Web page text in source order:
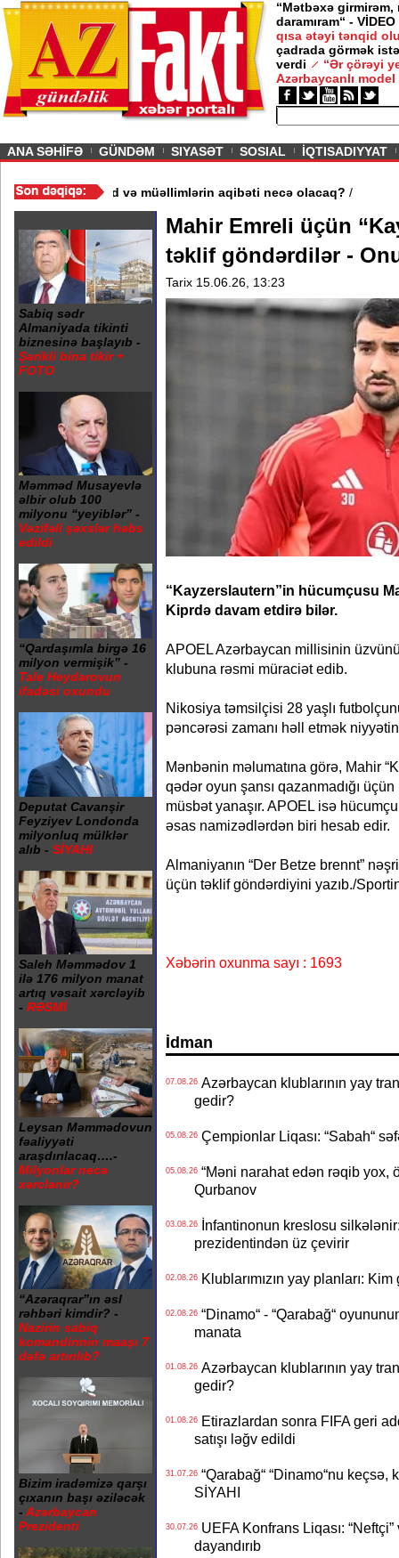
“Mətbəxə girmirəm,
daramıram“ - VİDEO
qısa ətəyi tənqid
çadrada görmək
verdi
“Ər çörəyi
Azərbaycanlı model
ANA SƏHİFƏ GÜNDƏM SIYASƏT SOSIAL İQTISADIYYAT
məktəb bağlandı - Şagird və müəllimlərin aqibəti necə olacaq?
Sabiq sədr
Almaniyada tikinti
biznesinə başlayıb -
Şərikli bina tikir +
FOTO
Məmməd Musayevlə
əlbir olub 100
milyonu “yeyiblər” -
Vəzifəli şəxslər həbs
edildi
“Qardaşımla birgə 16
milyon vermişik” -
Tale Heydərovun
ifadəsi oxundu
Deputat Cavanşir
Feyziyev Londonda
milyonluq mülklər
alıb - SİYAHI
Saleh Məmmədov 1
ilə 176 milyon manat
artıq vəsait xərcləyib
- RƏSMİ
Leysan Məmmədovun
fəaliyyəti
araşdırılacaq….-
Milyonlar necə
xərclənir?
“Azəraqrar”ın əsl
rəhbəri kimdir? -
Nazirin sabiq
komandirinin maaşı 7
dəfə artırılıb?
Bizim iradəmizə qarşı
çıxanın başı əziləcək
- Azərbaycan
Prezidenti
Mahir Emreli üçün
təklif göndərdilər -
Tarix 15.06.26, 13:23
“Kayzerslautern”in hücumçusu
Kiprdə davam etdirə bilər.
APOEL Azərbaycan millisinin
klubuna rəsmi müraciət edib.
Nikosiya təmsilçisi 28 yaşlı
pəncərəsi zamanı həll etmək
Mənbənin məlumatına görə, Mahir
qədər oyun şansı qazanmadığı
müsbət yanaşır. APOEL isə
əsas namizədlərdən biri hesab edir.
Almaniyanın “Der Betze brennt”
üçün təklif göndərdiyini yazıb./
Xəbərin oxunma sayı : 1693
İdman
07.08.26Azərbaycan klublarının yay
gedir?
05.08.26Çempionlar Liqası: “Sabah“
05.08.26“Məni narahat edən rəqib yox,
Qurbanov
03.08.26İnfantinonun kreslosu
prezidentindən üz çevirir
02.08.26Klublarımızın yay planları:
02.08.26“Dinamo“ - “Qarabağ“
manata
01.08.26Azərbaycan klublarının yay
gedir?
01.08.26Etirazlardan sonra FIFA geri
satışı ləğv edildi
31.07.26“Qarabağ“ “Dinamo“nu keçsə,
SİYAHI
30.07.26UEFA Konfrans Liqası: “Neftçi”
dayandırıb